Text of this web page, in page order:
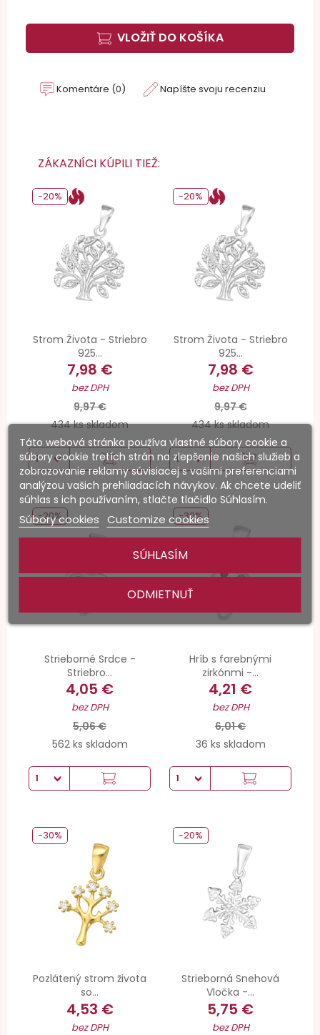
VLOŽIŤ DO KOŠÍKA
Komentáre (0) Napíšte svoju recenziu
ZÁKAZNÍCI KÚPILI TIEŽ:
Strom Života - Striebro
925...
7,98 €
bez DPH
9,97 €
434 ks skladom
-20%
Strom Života - Striebro
925...
7,98 €
bez DPH
9,97 €
434 ks skladom
-20%
Strieborné Srdce -
Striebro...
4,05 €
bez DPH
5,06 €
562 ks skladom
-20%
Hríb s farebnými
zirkónmi -...
4,21 €
bez DPH
6,01 €
36 ks skladom
-30%
Pozlátený strom života
so...
4,53 €
bez DPH
-30%
Strieborná Snehová
Vločka -...
5,75 €
bez DPH
-20%
Táto webová stránka používa vlastné súbory cookie a
súbory cookie tretích strán na zlepšenie našich služieb a
zobrazovanie reklamy súvisiacej s vašimi preferenciami
analýzou vašich prehliadacích návykov. Ak chcete udeliť
súhlas s ich používaním, stlačte tlačidlo Súhlasím.
Súbory cookies Customize cookies
ODMIETNUŤ
SÚHLASÍM